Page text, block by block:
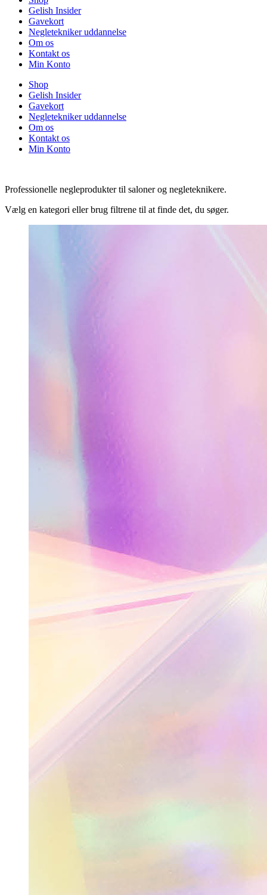
Gelish Insider
Gavekort
Negletekniker uddannelse
Om os
Kontakt os
Min Konto
Shop
Gelish Insider
Gavekort
Negletekniker uddannelse
Om os
Kontakt os
Min Konto
Professionelle negleprodukter til saloner og negleteknikere.
Vælg en kategori eller brug filtrene til at finde det, du søger.